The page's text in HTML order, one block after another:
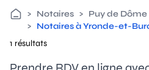
> Notaires > Puy de Dôme
> Notaires à Yronde-et-
1 résultats